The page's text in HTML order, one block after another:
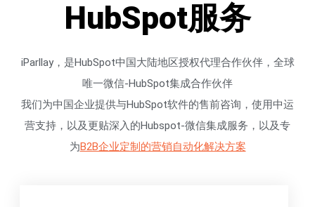
HubSpot服务
iParllay，是HubSpot中国大陆地区授权代理合作伙伴，全球
唯一微信-HubSpot集成合作伙伴
我们为中国企业提供与HubSpot软件的售前咨询，使用中运
营支持，以及更贴深入的Hubspot-微信集成服务，以及专
为B2B企业定制的营销自动化解决方案